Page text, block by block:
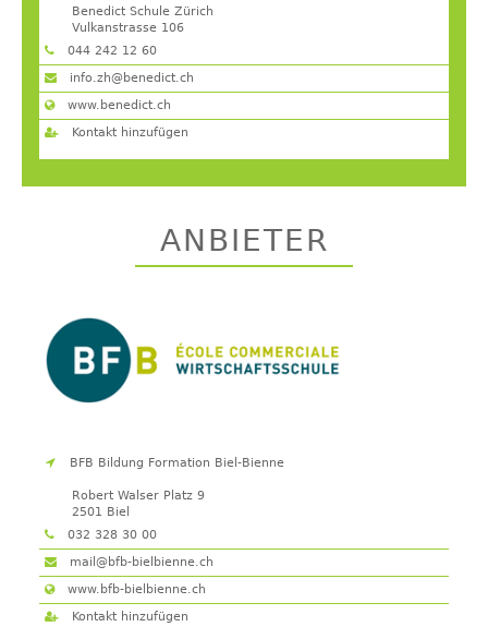
Benedict Schule Zürich
Vulkanstrasse 106
8048 Zürich
044 242 12 60
info.zh@benedict.ch
www.benedict.ch
Kontakt hinzufügen
ANBIETER
BFB Bildung Formation Biel-Bienne
Robert Walser Platz 9
2501 Biel
032 328 30 00
mail@bfb-bielbienne.ch
www.bfb-bielbienne.ch
Kontakt hinzufügen